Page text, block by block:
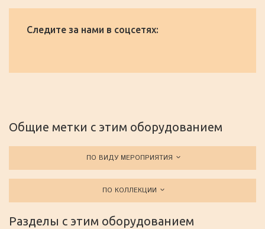
Следите за нами в соцсетях:
Общие метки с этим оборудованием
ПО ВИДУ МЕРОПРИЯТИЯ
ПО КОЛЛЕКЦИИ
Разделы с этим оборудованием